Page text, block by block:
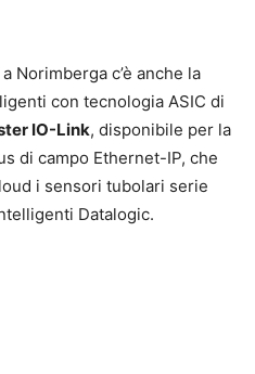
Norimberga c’è anche la
con tecnologia ASIC di
IO-Link, disponibile per la
di campo Ethernet-IP, che
i sensori tubolari serie
Datalogic.